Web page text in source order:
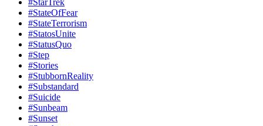
#StarTrek
#StateOfFear
#StateTerrorism
#StatosUnite
#StatusQuo
#Step
#Stories
#StubbornReality
#Substandard
#Suicide
#Sunbeam
#Sunset